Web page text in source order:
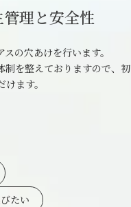
理と安全性
の穴あけを行います。
制を整えておりますので、初
ます。
たい